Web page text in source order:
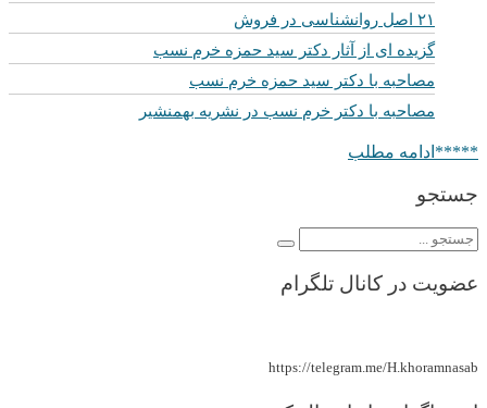
۲۱ اصل روانشناسی در فروش
گزیده ای از آثار دکتر سید حمزه خرم نسب
مصاحبه با دکتر سید حمزه خرم نسب
مصاحبه با دکتر خرم نسب در نشریه بهمنشیر
*****ادامه مطلب
جستجو
عضویت در کانال تلگرام
https://telegram.me/H.khoramnasab